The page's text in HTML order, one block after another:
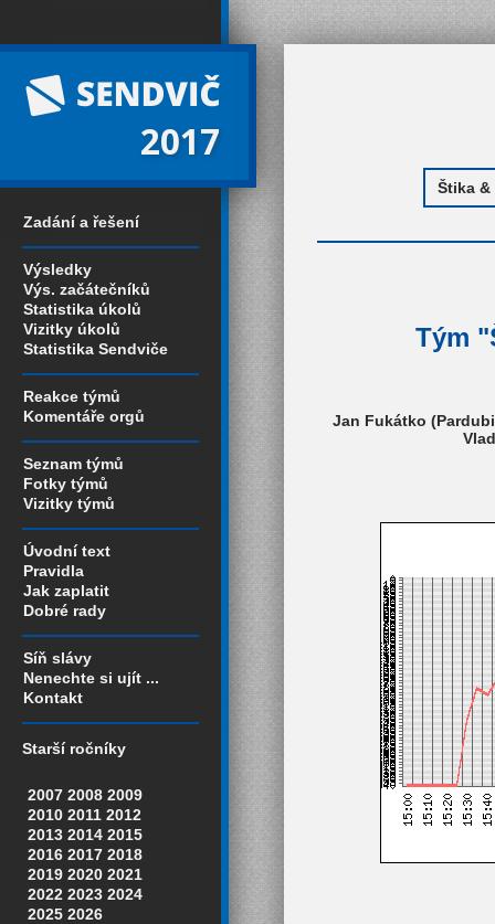
2017
Zadání a řešení
Výsledky
Výs. začátečníků
Statistika úkolů
Vizitky úkolů
Statistika Sendviče
Reakce týmů
Komentáře orgů
Seznam týmů
Fotky týmů
Vizitky týmů
Úvodní text
Pravidla
Jak zaplatit
Dobré rady
Síň slávy
Nenechte si ujít ...
Kontakt
Starší ročníky
2007 2008 2009
2010 2011 2012
2013 2014 2015
2016 2017 2018
2019 2020 2021
2022 2023 2024
2025 2026
Tým
Jan Fukátko